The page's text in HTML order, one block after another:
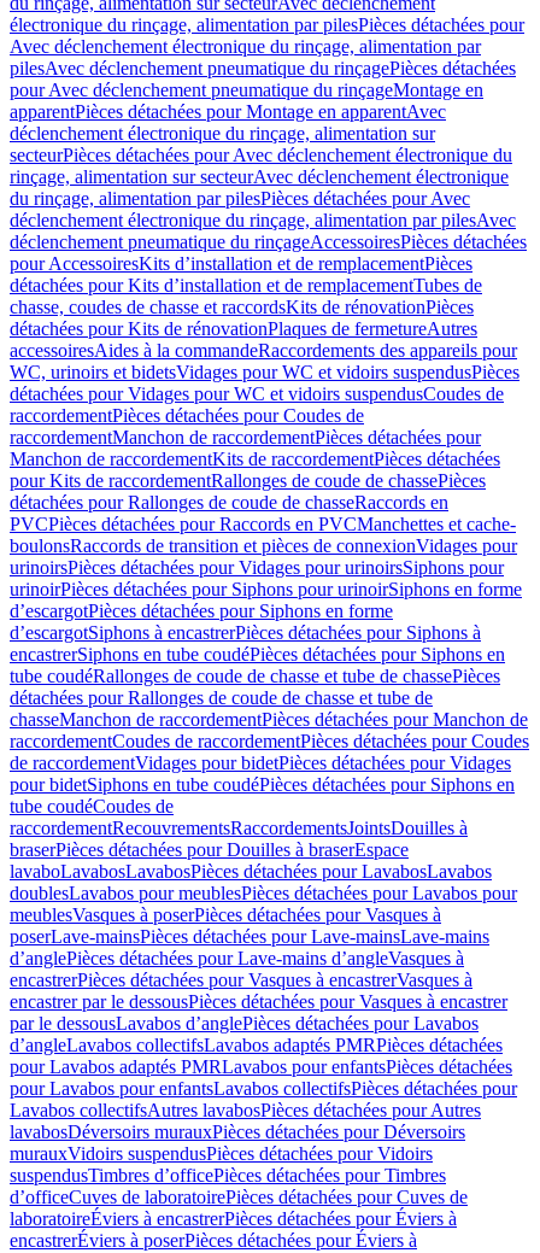
électronique du rinçage, alimentation par pilesPièces détachées pour
Avec déclenchement électronique du rinçage, alimentation par
pilesAvec déclenchement pneumatique du rinçagePièces détachées
pour Avec déclenchement pneumatique du rinçageMontage en
apparentPièces détachées pour Montage en apparentAvec
déclenchement électronique du rinçage, alimentation sur
secteurPièces détachées pour Avec déclenchement électronique du
rinçage, alimentation sur secteurAvec déclenchement électronique
du rinçage, alimentation par pilesPièces détachées pour Avec
déclenchement électronique du rinçage, alimentation par pilesAvec
déclenchement pneumatique du rinçageAccessoiresPièces détachées
pour AccessoiresKits d’installation et de remplacementPièces
détachées pour Kits d’installation et de remplacementTubes de
chasse, coudes de chasse et raccordsKits de rénovationPièces
détachées pour Kits de rénovationPlaques de fermetureAutres
accessoiresAides à la commandeRaccordements des appareils pour
WC, urinoirs et bidetsVidages pour WC et vidoirs suspendusPièces
détachées pour Vidages pour WC et vidoirs suspendusCoudes de
raccordementPièces détachées pour Coudes de
raccordementManchon de raccordementPièces détachées pour
Manchon de raccordementKits de raccordementPièces détachées
pour Kits de raccordementRallonges de coude de chassePièces
détachées pour Rallonges de coude de chasseRaccords en
PVCPièces détachées pour Raccords en PVCManchettes et cache-
boulonsRaccords de transition et pièces de connexionVidages pour
urinoirsPièces détachées pour Vidages pour urinoirsSiphons pour
urinoirPièces détachées pour Siphons pour urinoirSiphons en forme
d’escargotPièces détachées pour Siphons en forme
d’escargotSiphons à encastrerPièces détachées pour Siphons à
encastrerSiphons en tube coudéPièces détachées pour Siphons en
tube coudéRallonges de coude de chasse et tube de chassePièces
détachées pour Rallonges de coude de chasse et tube de
chasseManchon de raccordementPièces détachées pour Manchon de
raccordementCoudes de raccordementPièces détachées pour Coudes
de raccordementVidages pour bidetPièces détachées pour Vidages
pour bidetSiphons en tube coudéPièces détachées pour Siphons en
tube coudéCoudes de
raccordementRecouvrementsRaccordementsJointsDouilles à
braserPièces détachées pour Douilles à braserEspace
lavaboLavabosLavabosPièces détachées pour LavabosLavabos
doublesLavabos pour meublesPièces détachées pour Lavabos pour
meublesVasques à poserPièces détachées pour Vasques à
poserLave-mainsPièces détachées pour Lave-mainsLave-mains
d’anglePièces détachées pour Lave-mains d’angleVasques à
encastrerPièces détachées pour Vasques à encastrerVasques à
encastrer par le dessousPièces détachées pour Vasques à encastrer
par le dessousLavabos d’anglePièces détachées pour Lavabos
d’angleLavabos collectifsLavabos adaptés PMRPièces détachées
pour Lavabos adaptés PMRLavabos pour enfantsPièces détachées
pour Lavabos pour enfantsLavabos collectifsPièces détachées pour
Lavabos collectifsAutres lavabosPièces détachées pour Autres
lavabosDéversoirs murauxPièces détachées pour Déversoirs
murauxVidoirs suspendusPièces détachées pour Vidoirs
suspendusTimbres dʼofficePièces détachées pour Timbres
dʼofficeCuves de laboratoirePièces détachées pour Cuves de
laboratoireÉviers à encastrerPièces détachées pour Éviers à
encastrerÉviers à poserPièces détachées pour Éviers à